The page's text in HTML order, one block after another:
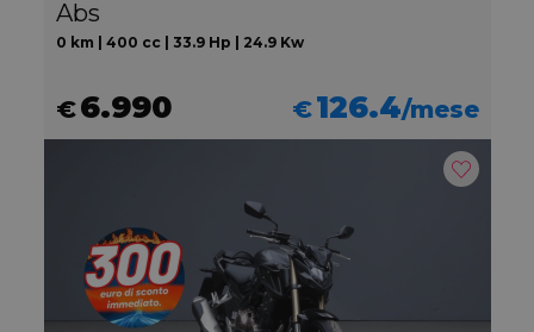
Abs
0 km | 400 cc | 33.9 Hp | 24.9 Kw
€6.990 €126.4/mese